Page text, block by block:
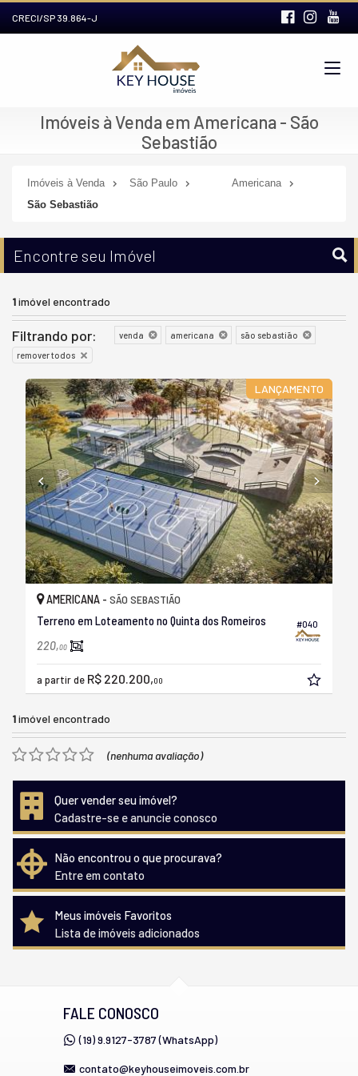
CRECI/SP 39.864-J
Imóveis à Venda em Americana - São
Sebastião
Imóveis à Venda São Paulo
Americana
São Sebastião
Encontre seu Imóvel
1imóvel encontrado
Filtrando por: venda americana
são sebastião
remover todos
LANÇAMENTO
#040
AMERICANA - SÃO SEBASTIÃO
Terreno em Loteamento no Quinta dos Romeiros
220,00
a partir de R$ 220.200,00
1imóvel encontrado
(nenhuma avaliação)
Quer vender seu imóvel?
Cadastre-se e anuncie conosco
Não encontrou o que procurava?
Entre em contato
Meus imóveis Favoritos
Lista de imóveis adicionados
FALE CONOSCO
(19) 9.9127-3787 (WhatsApp)
contato@keyhouseimoveis.com.br